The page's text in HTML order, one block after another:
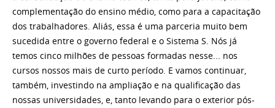
complementação do ensino médio, como para a capacitação
dos trabalhadores. Aliás, essa é uma parceria muito bem
sucedida entre o governo federal e o Sistema S. Nós já
temos cinco milhões de pessoas formadas nesse... nos
cursos nossos mais de curto período. E vamos continuar,
também, investindo na ampliação e na qualificação das
nossas universidades, e, tanto levando para o exterior pós-